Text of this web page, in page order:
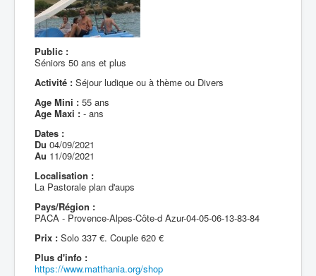
Public :
Séniors 50 ans et plus
Activité : Séjour ludique ou à thème ou Divers
Age Mini : 55 ans
Age Maxi : - ans
Dates :
Du 04/09/2021
Au 11/09/2021
Localisation :
La Pastorale plan d'aups
Pays/Région :
PACA - Provence-Alpes-Côte-d Azur-04-05-06-13-83-84
Prix : Solo 337 €. Couple 620 €
Plus d'info :
https://www.matthania.org/shop